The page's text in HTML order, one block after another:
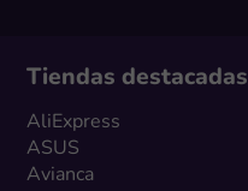
Tiendas destacadas
AliExpress
ASUS
Avianca